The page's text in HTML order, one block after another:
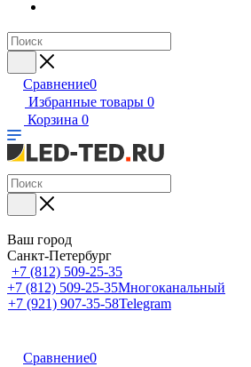
Сравнение0
Избранные товары 0
Корзина 0
Ваш город
Санкт-Петербург
+7 (812) 509-25-35
+7 (812) 509-25-35Многоканальный
+7 (921) 907-35-58Telegram
Сравнение0